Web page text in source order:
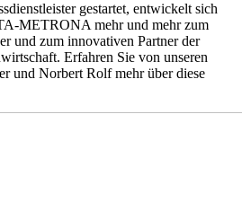
gestartet, entwickelt sich
METRONA mehr und mehr zum
und zum innovativen Partner der
Erfahren Sie von unseren
und Norbert Rolf mehr über diese